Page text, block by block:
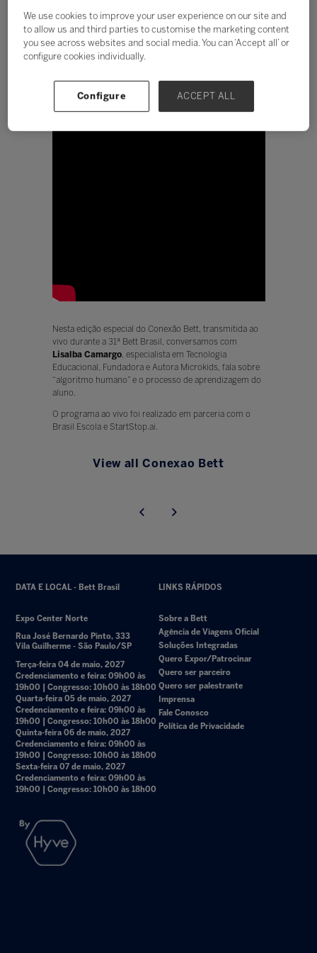
mesmo
Lisalba Camargo
Nesta edição especial do Conexão Bett, transmitida ao
vivo durante a 31ª Bett Brasil, conversamos com
Lisalba Camargo, especialista em Tecnologia
Educacional, Fundadora e Autora Microkids, fala sobre
“algoritmo humano” e o processo de aprendizagem do
aluno.
O programa ao vivo foi realizado em parceria com o
Brasil Escola e StartStop.ai.
View all Conexao Bett
DATA E LOCAL - Bett Brasil
Expo Center Norte
Rua José Bernardo Pinto, 333
Vila Guilherme - São Paulo/SP
Terça-feira 04 de maio, 2027
Credenciamento e feira: 09h00 às
19h00 | Congresso: 10h00 às 18h00
Quarta-feira 05 de maio, 2027
Credenciamento e feira: 09h00 às
19h00 | Congresso: 10h00 às 18h00
Quinta-feira 06 de maio, 2027
Credenciamento e feira: 09h00 às
19h00 | Congresso: 10h00 às 18h00
Sexta-feira 07 de maio, 2027
Credenciamento e feira: 09h00 às
19h00 | Congresso: 10h00 às 18h00
LINKS RÁPIDOS
Sobre a Bett
Agência de Viagens Oficial
Soluções Integradas
Quero Expor/Patrocinar
Quero ser parceiro
Quero ser palestrante
Imprensa
Fale Conosco
Política de Privacidade
We use cookies to improve your user experience on our site and
to allow us and third parties to customise the marketing content
you see across websites and social media. You can ‘Accept all’ or
configure cookies individually.
Configure ACCEPT ALL